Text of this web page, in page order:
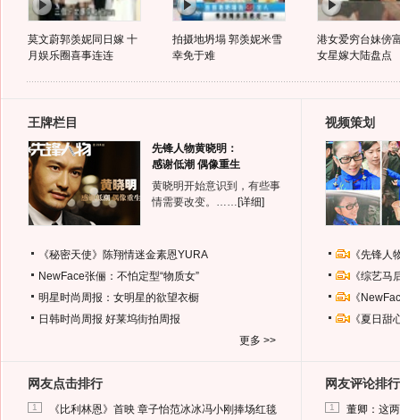
莫文蔚郭羡妮同日嫁 十
月娱乐圈喜事连连
拍摄地坍塌 郭羡妮米雪
幸免于难
港女爱穷台妹傍
女星嫁大陆盘点
王牌栏目
先锋人物黄晓明：
感谢低潮 偶像重生
黄晓明开始意识到，有些事
情需要改变。…… [详细]
《秘密天使》陈翔情迷金素恩YURA
NewFace张俪：不怕定型“物质女”
明星时尚周报：女明星的欲望衣橱
日韩时尚周报 好莱坞街拍周报
更多 >>
视频策划
《先锋
《综艺
《
《夏日
网友点击排行
1 《比利林恩》首映 章子怡范冰冰冯小刚捧场红毯
网友评论排行
1 董卿：这